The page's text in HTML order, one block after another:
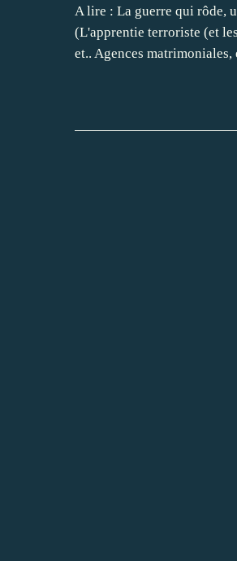
A lire : La guerre qui rôde,
(L'apprentie terroriste (et
et.. Agences matrimoniales,